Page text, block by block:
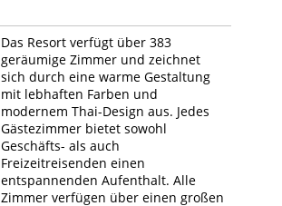
Das Resort verfügt über 383
geräumige Zimmer und zeichnet
sich durch eine warme Gestaltung
mit lebhaften Farben und
modernem Thai-Design aus. Jedes
Gästezimmer bietet sowohl
Geschäfts- als auch
Freizeitreisenden einen
entspannenden Aufenthalt. Alle
Zimmer verfügen über einen großen